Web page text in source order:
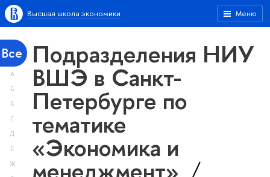
Меню
Высшая школа экономики
Все
А
Б
В
Г
Д
Е
Ж
Подразделения НИУ
ВШЭ в Санкт-
Петербурге по
тематике
«Экономика и
менеджмент»